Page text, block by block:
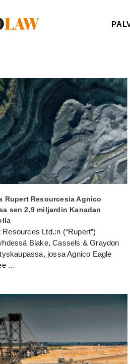
Rupert Resourcesia Agnico
sen 2,9 miljardin Kanadan
Ltd.:n (“Rupert”)
Blake, Cassels & Graydon
jossa Agnico Eagle
...